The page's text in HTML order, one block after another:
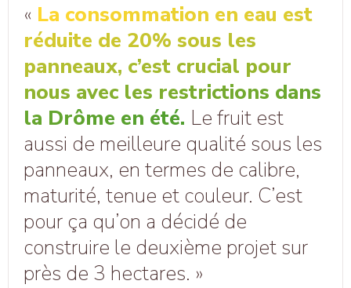
« La consommation en eau est
réduite de 20% sous les
panneaux, c’est crucial pour
nous avec les restrictions dans
la Drôme en été. Le fruit est
aussi de meilleure qualité sous les
panneaux, en termes de calibre,
maturité, tenue et couleur. C’est
pour ça qu’on a décidé de
construire le deuxième projet sur
près de 3 hectares. »